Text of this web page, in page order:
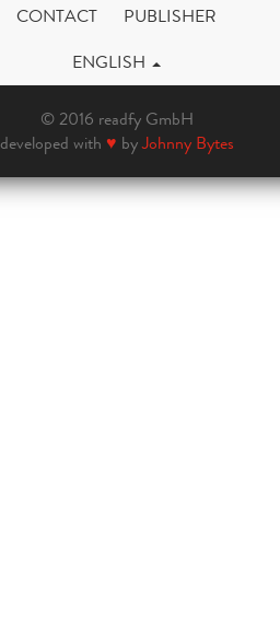
CONTACT
PUBLISHER
ENGLISH
© 2016 readfy GmbH
developed with ♥ byJohnny Bytes